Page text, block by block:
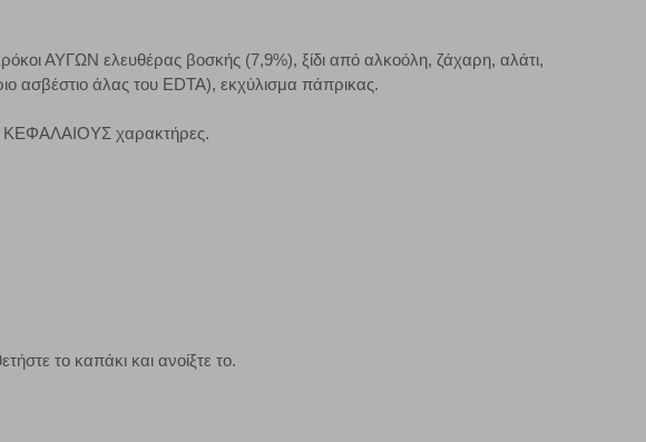
ΑΥΓΩΝ ελευθέρας βοσκής (7,9%), ξίδι από αλκοόλη, ζάχαρη, αλάτι,
ασβέστιο άλας του EDTA), εκχύλισμα πάπρικας.
ΚΕΦΑΛΑΙΟΥΣ χαρακτήρες.
το καπάκι και ανοίξτε το.
μας, ώστε να μπορούμε να βελτιώσουμε την απόδοσή του. Μας βοηθούν
και το χρόνο παραμονής του. Οι πληροφορίες που συλλέγονται από αυτά
δεν θα γνωρίζουμε πότε έχετε επισκεφθεί την τοποθεσία μας.
του ιστότοπου να μη λειτουργούν.